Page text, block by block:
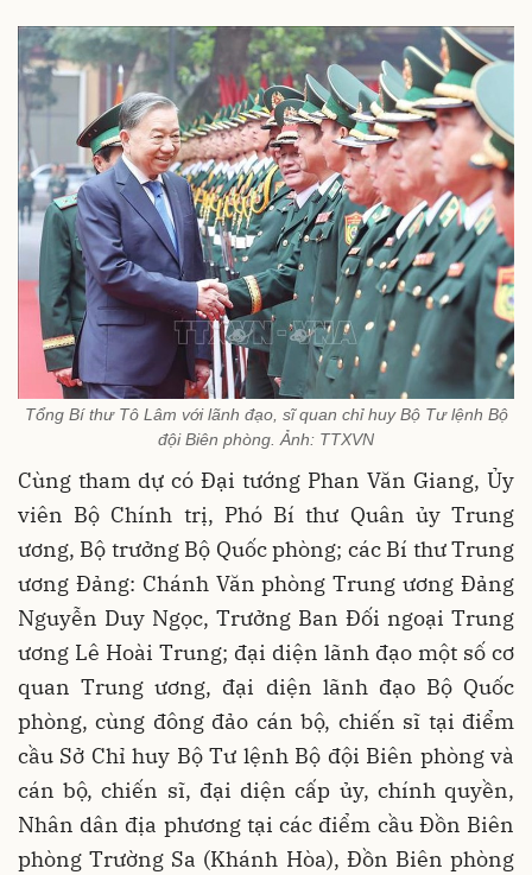
Tổng Bí thư Tô Lâm với lãnh đạo, sĩ quan chỉ huy Bộ Tư lệnh Bộ
đội Biên phòng. Ảnh: TTXVN
Cùng tham dự có Đại tướng Phan Văn Giang, Ủy
viên Bộ Chính trị, Phó Bí thư Quân ủy Trung
ương, Bộ trưởng Bộ Quốc phòng; các Bí thư Trung
ương Đảng: Chánh Văn phòng Trung ương Đảng
Nguyễn Duy Ngọc, Trưởng Ban Đối ngoại Trung
ương Lê Hoài Trung; đại diện lãnh đạo một số cơ
quan Trung ương, đại diện lãnh đạo Bộ Quốc
phòng, cùng đông đảo cán bộ, chiến sĩ tại điểm
cầu Sở Chỉ huy Bộ Tư lệnh Bộ đội Biên phòng và
cán bộ, chiến sĩ, đại diện cấp ủy, chính quyền,
Nhân dân địa phương tại các điểm cầu Đồn Biên
phòng Trường Sa (Khánh Hòa), Đồn Biên phòng